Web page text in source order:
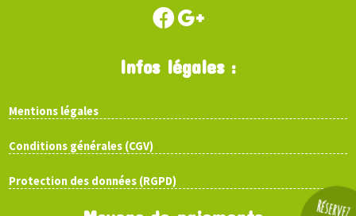
Réservez
Infos légales :
Mentions légales
Conditions générales (CGV)
Protection des données (RGPD)